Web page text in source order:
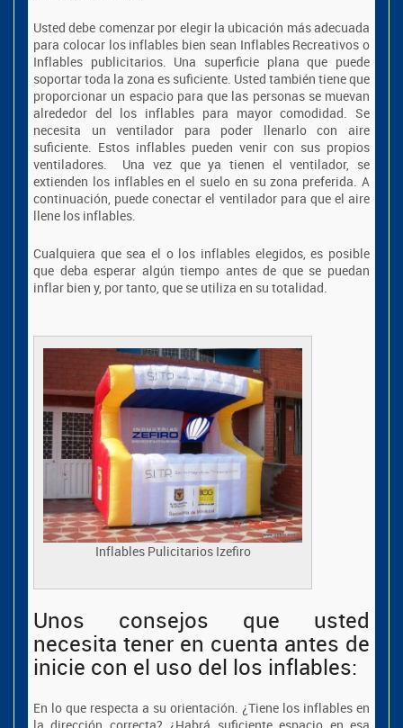
Usted debe comenzar por elegir la ubicación más adecuada
para colocar los inflables bien sean Inflables Recreativos o
Inflables publicitarios. Una superficie plana que puede
soportar toda la zona es suficiente. Usted también tiene que
proporcionar un espacio para que las personas se muevan
alrededor del los inflables para mayor comodidad. Se
necesita un ventilador para poder llenarlo con aire
suficiente. Estos inflables pueden venir con sus propios
ventiladores. Una vez que ya tienen el ventilador, se
extienden los inflables en el suelo en su zona preferida. A
continuación, puede conectar el ventilador para que el aire
llene los inflables.
Cualquiera que sea el o los inflables elegidos, es posible
que deba esperar algún tiempo antes de que se puedan
inflar bien y, por tanto, que se utiliza en su totalidad.
Inflables Pulicitarios Izefiro
Unos consejos que usted
necesita tener en cuenta antes de
inicie con el uso del los inflables:
En lo que respecta a su orientación. ¿Tiene los inflables en